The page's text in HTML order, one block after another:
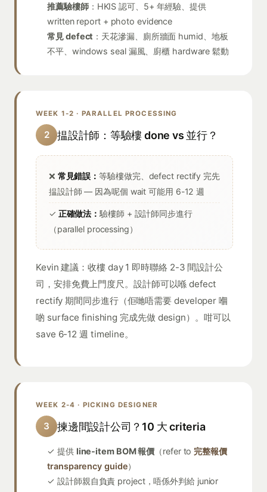
推薦驗樓師：HKIS 認可、5+ 年經驗、提供
written report + photo evidence
常見 defect ：天花滲漏、廁所牆面 humid、地板
不平、windows seal 漏風、廚櫃 hardware 鬆動
WEEK 1-2 · PARALLEL PROCESSING
2 揾設計師：等驗樓 done vs 並行？
❌ 常見錯誤：等驗樓做完、defect rectify 完先
揾設計師 — 因為呢個 wait 可能用 6-12 週
✓ 正確做法：驗樓師 + 設計師同步進行
（parallel processing）
Kevin 建議：收樓 day 1 即時聯絡 2-3 間設計公
司，安排免費上門度尺。設計師可以喺 defect
rectify 期間同步進行（佢哋唔需要 developer 嗰
啲 surface finishing 完成先做 design）。咁可以
save 6-12 週 timeline。
WEEK 2-4 · PICKING DESIGNER
3 揀邊間設計公司？10 大 criteria
✓ 提供 line-item BOM 報價 （refer to 完整報價
transparency guide）
✓ 設計師親自負責 project，唔係外判給 junior